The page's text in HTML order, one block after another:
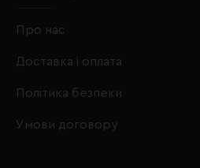
Про нас
Доставка і оплата
Політика безпеки
Умови договору